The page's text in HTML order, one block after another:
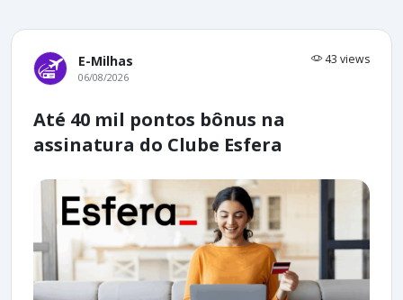
E-Milhas 43 views
06/08/2026
Até 40 mil pontos bônus na
assinatura do Clube Esfera